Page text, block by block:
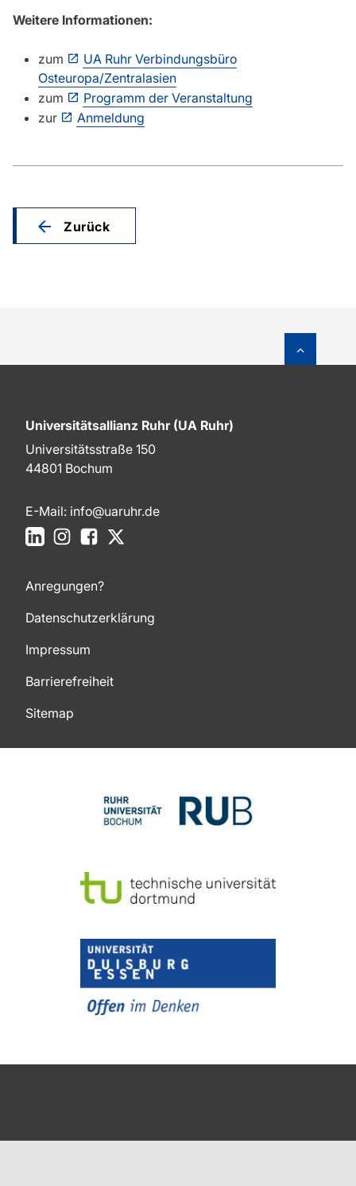
Weitere Informationen:
zum
UA Ruhr Verbindungsbüro
Osteuropa/Zentralasien
zum
Programm der Veranstaltung
zur
Anmeldung
Zurück
Universitätsallianz Ruhr (UA Ruhr)
Universitätsstraße 150
44801 Bochum
E-Mail: info@uaruhr.de
LinkedInInstagramFacebook
Anregungen?
Datenschutzerklärung
Impressum
Barrierefreiheit
Sitemap